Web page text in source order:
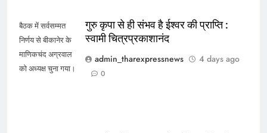
बैठक में सर्वसम्मत
निर्णय से बीकानेर के
माणिकचंद अग्रवाल
को अध्यक्ष चुना गया।
गुरु कृपा से ही संभव है ईश्वर की प्राप्ति :
स्वामी चित्रप्रकाशानंद
admin_tharexpressnews
4 days ago
0